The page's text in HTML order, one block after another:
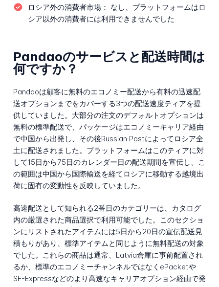
ロシア外の消費者市場： なし、プラットフォームはロ
シア以外の消費者には利用できませんでした
Pandaoのサービスと配送時間は
何ですか？
Pandaoは顧客に無料のエコノミー配送から有料の迅速配
送オプションまでをカバーする3つの配送速度ティアを提
供していました。大部分の注文のデフォルトオプションは
無料の標準配送で、パッケージはエコノミーキャリア経由
で中国から出発し、その後Russian Postによってロシア全
土に配送されました。プラットフォームはこのティアに対
して15日から75日のカレンダー日の配送期間を宣伝し、こ
の範囲は中国から国際輸送を経てロシアに移動する越境出
荷に固有の変動性を反映していました。
高速配送として知られる2番目のカテゴリーは、カタログ
内の厳選された商品選択で利用可能でした。このセクショ
ンにリストされたアイテムには5日から20日の宣伝配送見
積もりがあり、標準アイテムと同じように無料配送の対象
でした。これらの商品は通常、Latvia倉庫に事前配置され
るか、標準のエコノミーチャンネルではなくePacketや
SF-Expressなどのより高速なキャリアオプション経由で発